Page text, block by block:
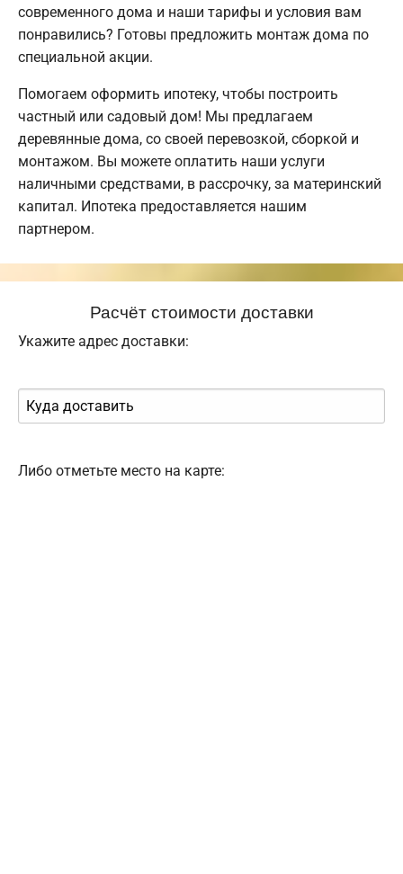
современного дома и наши тарифы и условия вам
понравились? Готовы предложить монтаж дома по
специальной акции.
Помогаем оформить ипотеку, чтобы построить
частный или садовый дом! Мы предлагаем
деревянные дома, со своей перевозкой, сборкой и
монтажом. Вы можете оплатить наши услуги
наличными средствами, в рассрочку, за материнский
капитал. Ипотека предоставляется нашим
партнером.
Расчёт стоимости доставки
Укажите адрес доставки:
Либо отметьте место на карте: